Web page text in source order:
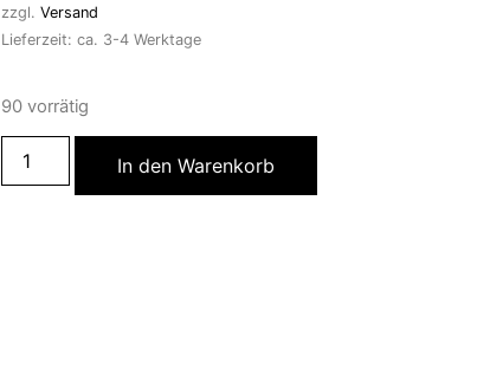
zzgl. Versand
Lieferzeit: ca. 3-4 Werktage
90 vorrätig
In den Warenkorb